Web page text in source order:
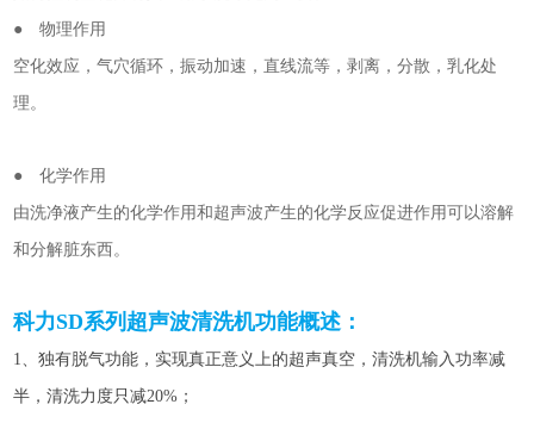
● 物理作用
空化效应，气穴循环，振动加速，直线流等，剥离，分散，乳化处
理。
● 化学作用
由洗净液产生的化学作用和超声波产生的化学反应促进作用可以溶解
和分解脏东西。
科力SD系列 超声波清洗机功能概述：
1、独有脱气功能，实现真正意义上的超声真空，清洗机输入功率减
半，清洗力度只减20%；